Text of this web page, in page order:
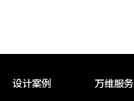
设计案例 万维服务